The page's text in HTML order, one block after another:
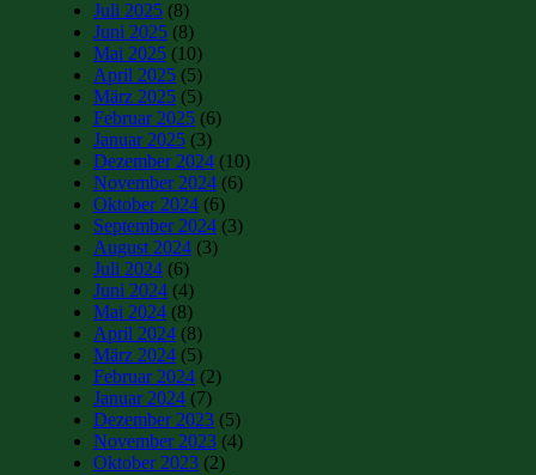
Juli 2025 (8)
Juni 2025 (8)
Mai 2025 (10)
April 2025 (5)
März 2025 (5)
Februar 2025 (6)
Januar 2025 (3)
Dezember 2024 (10)
November 2024 (6)
Oktober 2024 (6)
September 2024 (3)
August 2024 (3)
Juli 2024 (6)
Juni 2024 (4)
Mai 2024 (8)
April 2024 (8)
März 2024 (5)
Februar 2024 (2)
Januar 2024 (7)
Dezember 2023 (5)
November 2023 (4)
Oktober 2023 (2)